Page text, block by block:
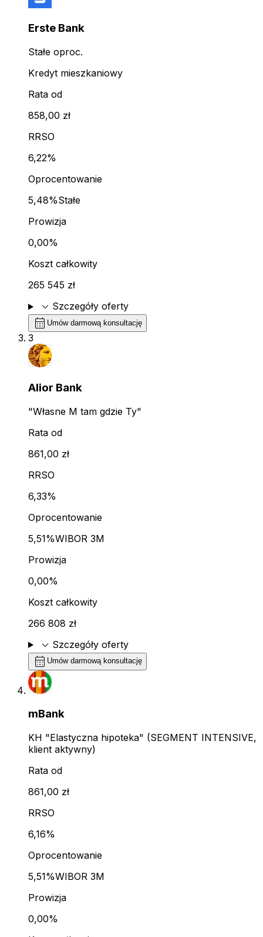
Erste Bank
Stałe oproc.
Kredyt mieszkaniowy
Rata od
858,00 zł
RRSO
6,22%
Oprocentowanie
5,48%Stałe
Prowizja
0,00%
Koszt całkowity
265 545 zł
expand_more Szczegóły oferty
calendar_month Umów darmową konsultację
3
Alior Bank
"Własne M tam gdzie Ty"
Rata od
861,00 zł
RRSO
6,33%
Oprocentowanie
5,51%WIBOR 3M
Prowizja
0,00%
Koszt całkowity
266 808 zł
expand_more Szczegóły oferty
calendar_month Umów darmową konsultację
mBank
KH "Elastyczna hipoteka" (SEGMENT INTENSIVE,
klient aktywny)
Rata od
861,00 zł
RRSO
6,16%
Oprocentowanie
5,51%WIBOR 3M
Prowizja
0,00%